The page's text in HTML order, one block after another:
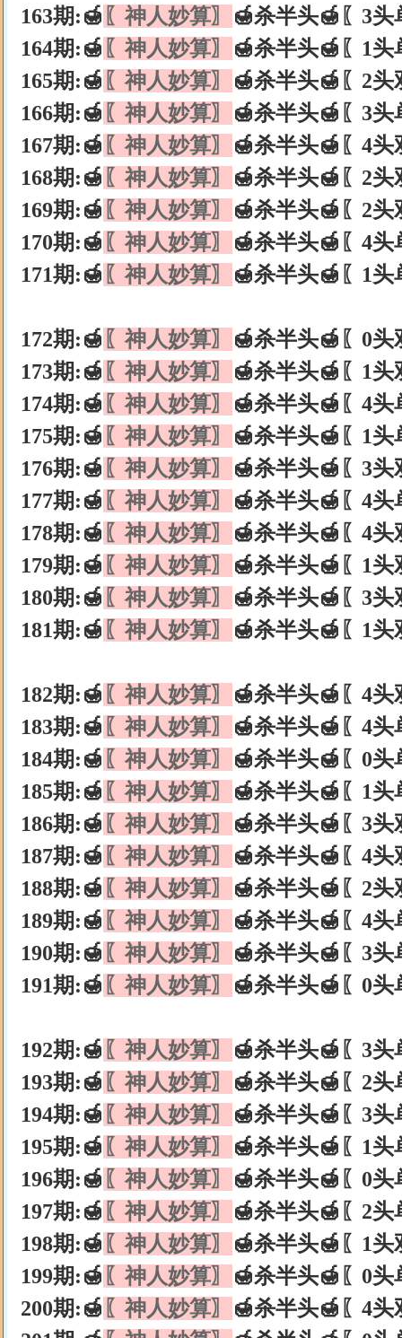
163期:🍯 〖神人妙算〗
🍯杀半头🍯〖3
164期:🍯 〖神人妙算〗
🍯杀半头🍯〖1
165期:🍯 〖神人妙算〗
🍯杀半头🍯〖2
166期:🍯 〖神人妙算〗
🍯杀半头🍯〖3
167期:🍯 〖神人妙算〗
🍯杀半头🍯〖4
168期:🍯 〖神人妙算〗
🍯杀半头🍯〖2
169期:🍯 〖神人妙算〗
🍯杀半头🍯〖2
170期:🍯 〖神人妙算〗
🍯杀半头🍯〖4
171期:🍯 〖神人妙算〗 🍯杀半头🍯〖1
172期:🍯 〖神人妙算〗
🍯杀半头🍯〖0
173期:🍯 〖神人妙算〗
🍯杀半头🍯〖1
174期:🍯 〖神人妙算〗
🍯杀半头🍯〖4
175期:🍯 〖神人妙算〗
🍯杀半头🍯〖1
176期:🍯 〖神人妙算〗
🍯杀半头🍯〖3
177期:🍯 〖神人妙算〗
🍯杀半头🍯〖4
178期:🍯 〖神人妙算〗
🍯杀半头🍯〖4
179期:🍯 〖神人妙算〗
🍯杀半头🍯〖1
180期:🍯 〖神人妙算〗
🍯杀半头🍯〖3
181期:🍯 〖神人妙算〗 🍯杀半头🍯〖1
182期:🍯 〖神人妙算〗
🍯杀半头🍯〖4
183期:🍯 〖神人妙算〗
🍯杀半头🍯〖4
184期:🍯 〖神人妙算〗
🍯杀半头🍯〖0
185期:🍯 〖神人妙算〗
🍯杀半头🍯〖1
186期:🍯 〖神人妙算〗
🍯杀半头🍯〖3
187期:🍯 〖神人妙算〗
🍯杀半头🍯〖4
188期:🍯 〖神人妙算〗
🍯杀半头🍯〖2
189期:🍯 〖神人妙算〗
🍯杀半头🍯〖4
190期:🍯 〖神人妙算〗
🍯杀半头🍯〖3
191期:🍯 〖神人妙算〗 🍯杀半头🍯〖0
192期:🍯 〖神人妙算〗
🍯杀半头🍯〖3
193期:🍯 〖神人妙算〗
🍯杀半头🍯〖2
194期:🍯 〖神人妙算〗
🍯杀半头🍯〖3
195期:🍯 〖神人妙算〗
🍯杀半头🍯〖1
196期:🍯 〖神人妙算〗
🍯杀半头🍯〖0
197期:🍯 〖神人妙算〗
🍯杀半头🍯〖2
198期:🍯 〖神人妙算〗
🍯杀半头🍯〖1
199期:🍯 〖神人妙算〗
🍯杀半头🍯〖0
200期:🍯 〖神人妙算〗
🍯杀半头🍯〖4